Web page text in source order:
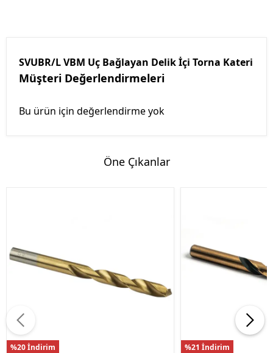
SVUBR/L VBM Uç Bağlayan Delik İçi Torna Kateri
Müşteri Değerlendirmeleri
Bu ürün için değerlendirme yok
Öne Çıkanlar
%20 İndirim %21 İndirim